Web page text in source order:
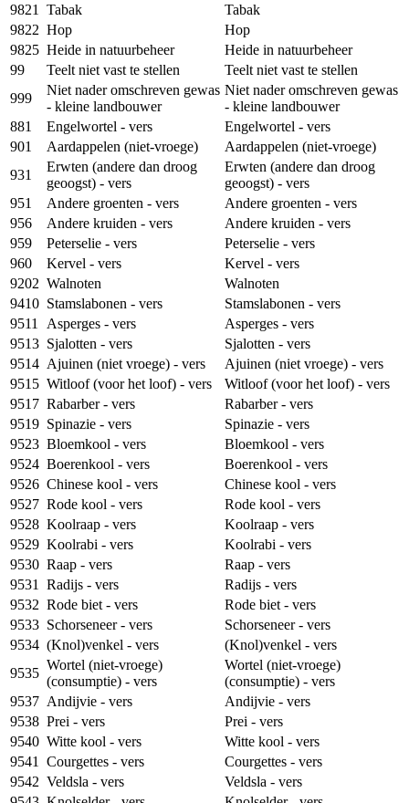
9821
Tabak
Tabak
9822 Hop
Hop
9825 Heide in natuurbeheer
Heide in natuurbeheer
99
Teelt niet vast te stellen
Teelt niet vast te stellen
999
Niet nader omschreven gewas
- kleine landbouwer
Niet nader omschreven gewas
- kleine landbouwer
881
Engelwortel - vers
Engelwortel - vers
901
Aardappelen (niet-vroege)
Aardappelen (niet-vroege)
931
Erwten (andere dan droog
geoogst) - vers
Erwten (andere dan droog
geoogst) - vers
951
Andere groenten - vers
Andere groenten - vers
956
Andere kruiden - vers
Andere kruiden - vers
959
Peterselie - vers
Peterselie - vers
960
Kervel - vers
Kervel - vers
9202 Walnoten
Walnoten
9410 Stamslabonen - vers
Stamslabonen - vers
9511
Asperges - vers
Asperges - vers
9513 Sjalotten - vers
Sjalotten - vers
9514 Ajuinen (niet vroege) - vers
Ajuinen (niet vroege) - vers
9515 Witloof (voor het loof) - vers
Witloof (voor het loof) - vers
9517 Rabarber - vers
Rabarber - vers
9519 Spinazie - vers
Spinazie - vers
9523 Bloemkool - vers
Bloemkool - vers
9524 Boerenkool - vers
Boerenkool - vers
9526 Chinese kool - vers
Chinese kool - vers
9527 Rode kool - vers
Rode kool - vers
9528 Koolraap - vers
Koolraap - vers
9529 Koolrabi - vers
Koolrabi - vers
9530 Raap - vers
Raap - vers
9531
Radijs - vers
Radijs - vers
9532 Rode biet - vers
Rode biet - vers
9533 Schorseneer - vers
Schorseneer - vers
9534 (Knol)venkel - vers
(Knol)venkel - vers
9535
Wortel (niet-vroege)
(consumptie) - vers
Wortel (niet-vroege)
(consumptie) - vers
9537 Andijvie - vers
Andijvie - vers
9538 Prei - vers
Prei - vers
9540 Witte kool - vers
Witte kool - vers
9541
Courgettes - vers
Courgettes - vers
9542 Veldsla - vers
Veldsla - vers